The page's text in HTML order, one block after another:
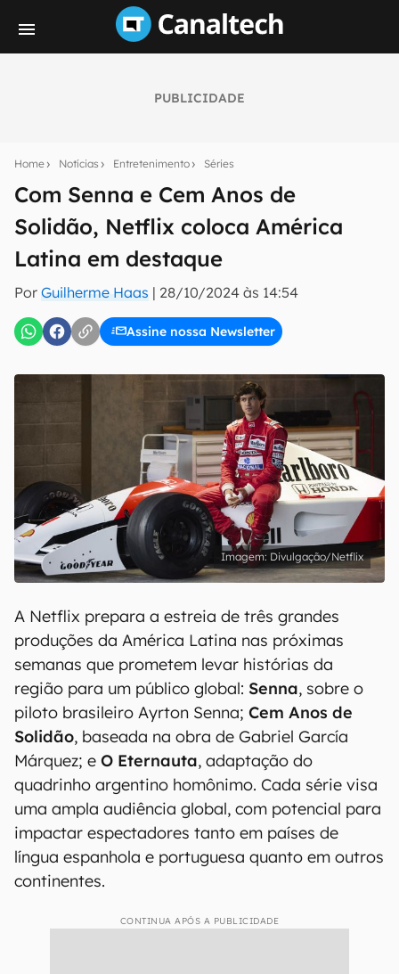
PUBLICIDADE
Home Notícias Entretenimento Séries
Com Senna e Cem Anos de
Solidão, Netflix coloca América
Latina em destaque
Por Guilherme Haas | 28/10/2024 às 14:54
Assine nossa Newsletter
notícias e reviews sobre tecnologia em primeira
mão.
E-mail
inscreva-se
Uso e Política de Privacidade do Canaltech.
Divulgação/Netflix
A Netflix prepara a estreia de três grandes
produções da América Latina nas próximas
semanas que prometem levar histórias da
região para um público global: Senna, sobre o
piloto brasileiro Ayrton Senna; Cem Anos de
Solidão, baseada na obra de Gabriel García
Márquez; e O Eternauta, adaptação do
quadrinho argentino homônimo. Cada série visa
uma ampla audiência global, com potencial para
impactar espectadores tanto em países de
língua espanhola e portuguesa quanto em outros
continentes.
CONTINUA APÓS A PUBLICIDADE